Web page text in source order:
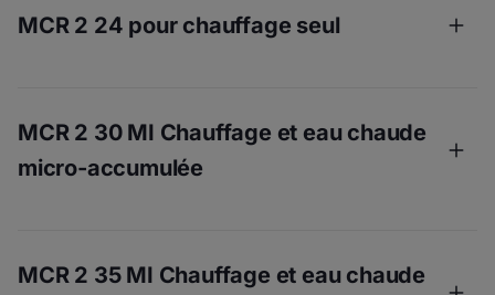
MCR 2 24 pour chauffage seul
MCR 2 30 MI Chauffage et eau chaude
micro-accumulée
MCR 2 35 MI Chauffage et eau chaude